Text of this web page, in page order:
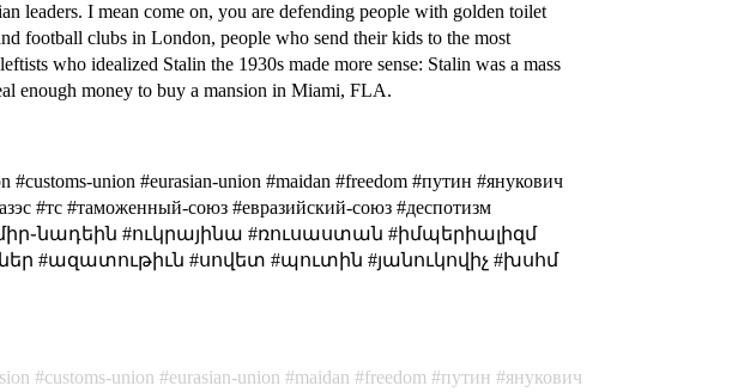
leaders. I mean come on, you are defending people with golden toilet
football clubs in London, people who send their kids to the most
who idealized Stalin the 1930s made more sense: Stalin was a mass
enough money to buy a mansion in Miami, FLA.
#customs-union #eurasian-union #maidan #freedom #путин #янукович
#тс #таможенный-союз #евразийский-союз #деспотизм
#ուկրայինա #ռուսաստան #իմպերիալիզմ
#ազատութիւն #սովետ #պուտին #յանուկովիչ #խսհմ
customs-union eurasian-union maidan freedom путин
янукович